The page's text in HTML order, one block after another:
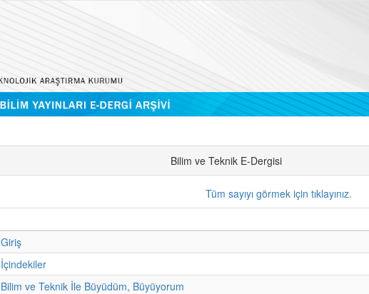
Bilim ve Teknik E-Dergisi
Tüm sayıyı görmek için tıklayınız.
Giriş
İçindekiler
Bilim ve Teknik İle Büyüdüm, Büyüyorum